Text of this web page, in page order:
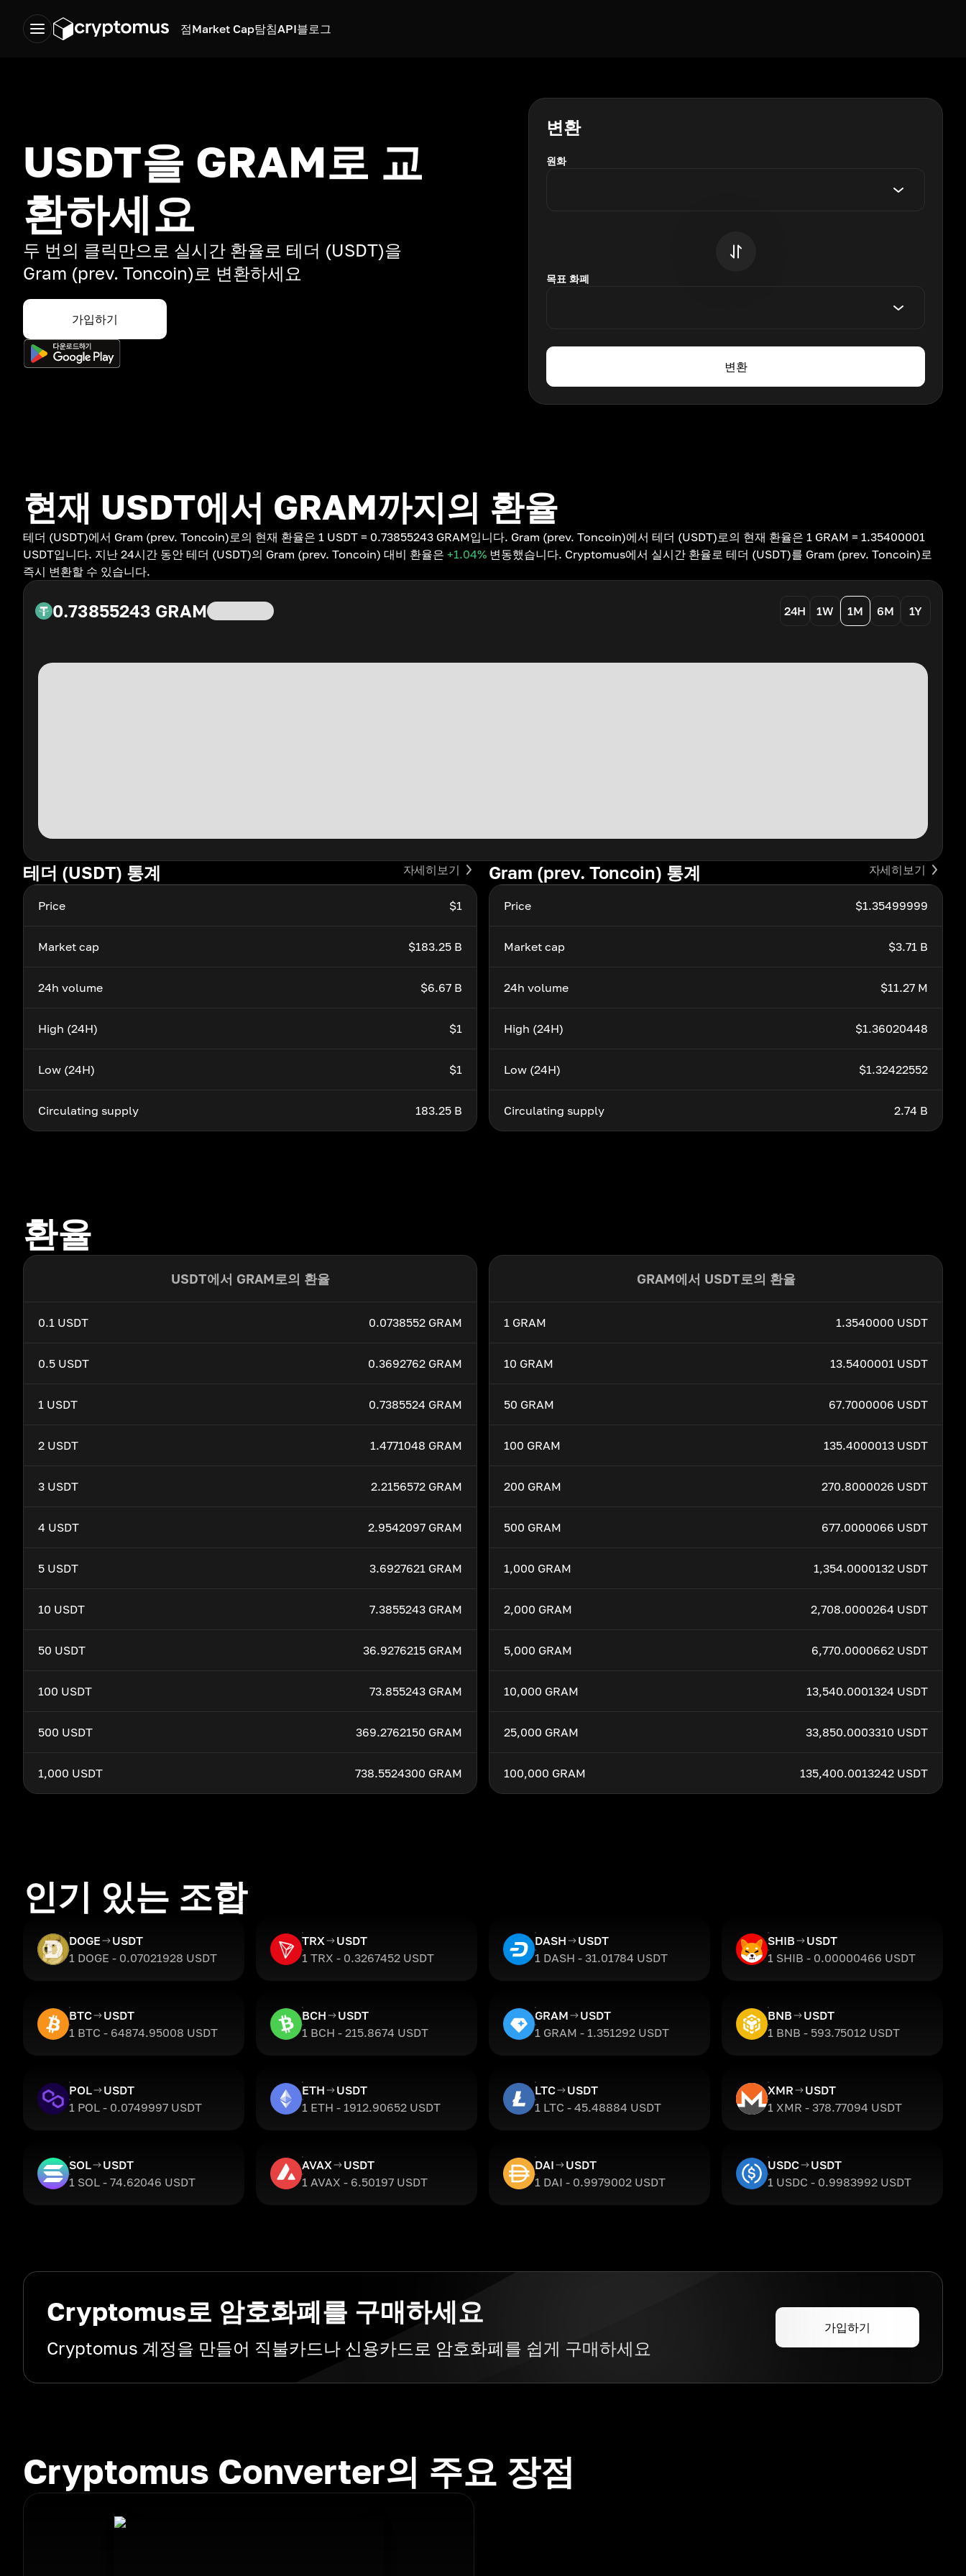
점Market Cap탐침API블로그
USDT을 GRAM로 교
환하세요
두 번의 클릭만으로 실시간 환율로 테더 (USDT)을
Gram (prev. Toncoin)로 변환하세요
가입하기
변환
원화
목표 화폐
변환
현재 USDT에서 GRAM까지의 환율
테더 (USDT)에서 Gram (prev. Toncoin)로의 현재 환율은 1 USDT = 0.73855243 GRAM입니다. Gram (prev. Toncoin)에서 테더 (USDT)로의 현재 환율은 1 GRAM = 1.35400001
USDT입니다. 지난 24시간 동안 테더 (USDT)의 Gram (prev. Toncoin) 대비 환율은 +1.04% 변동했습니다. Cryptomus에서 실시간 환율로 테더 (USDT)를 Gram (prev. Toncoin)로
즉시 변환할 수 있습니다.
0.73855243 GRAM 24H 1W 1M 6M 1Y
테더 (USDT) 통계 자세히보기
Price $1
Market cap $183.25 B
24h volume $6.67 B
High (24H) $1
Low (24H) $1
Circulating supply 183.25 B
Gram (prev. Toncoin) 통계 자세히보기
Price $1.35499999
Market cap $3.71 B
24h volume $11.27 M
High (24H) $1.36020448
Low (24H) $1.32422552
Circulating supply 2.74 B
환율
USDT에서 GRAM로의 환율
0.1 USDT 0.0738552 GRAM
0.5 USDT 0.3692762 GRAM
1 USDT 0.7385524 GRAM
2 USDT 1.4771048 GRAM
3 USDT 2.2156572 GRAM
4 USDT 2.9542097 GRAM
5 USDT 3.6927621 GRAM
10 USDT 7.3855243 GRAM
50 USDT 36.9276215 GRAM
100 USDT 73.855243 GRAM
500 USDT 369.2762150 GRAM
1,000 USDT 738.5524300 GRAM
GRAM에서 USDT로의 환율
1 GRAM 1.3540000 USDT
10 GRAM 13.5400001 USDT
50 GRAM 67.7000006 USDT
100 GRAM 135.4000013 USDT
200 GRAM 270.8000026 USDT
500 GRAM 677.0000066 USDT
1,000 GRAM 1,354.0000132 USDT
2,000 GRAM 2,708.0000264 USDT
5,000 GRAM 6,770.0000662 USDT
10,000 GRAM 13,540.0001324 USDT
25,000 GRAM 33,850.0003310 USDT
100,000 GRAM 135,400.0013242 USDT
인기 있는 조합
DOGE
USDT
1 DOGE - 0.07021928 USDT
TRX
USDT
1 TRX - 0.3267452 USDT
DASH
USDT
1 DASH - 31.01784 USDT
SHIB
USDT
1 SHIB - 0.00000466 USDT
BTC
USDT
1 BTC - 64874.95008 USDT
BCH
USDT
1 BCH - 215.8674 USDT
GRAM
USDT
1 GRAM - 1.351292 USDT
BNB
USDT
1 BNB - 593.75012 USDT
POL
USDT
1 POL - 0.0749997 USDT
ETH
USDT
1 ETH - 1912.90652 USDT
LTC
USDT
1 LTC - 45.48884 USDT
XMR
USDT
1 XMR - 378.77094 USDT
SOL
USDT
1 SOL - 74.62046 USDT
AVAX
USDT
1 AVAX - 6.50197 USDT
DAI
USDT
1 DAI - 0.9979002 USDT
USDC
USDT
1 USDC - 0.9983992 USDT
Cryptomus로 암호화폐를 구매하세요
Cryptomus 계정을 만들어 직불카드나 신용카드로 암호화폐를 쉽게 구매하세요
가입하기
Cryptomus Converter의 주요 장점